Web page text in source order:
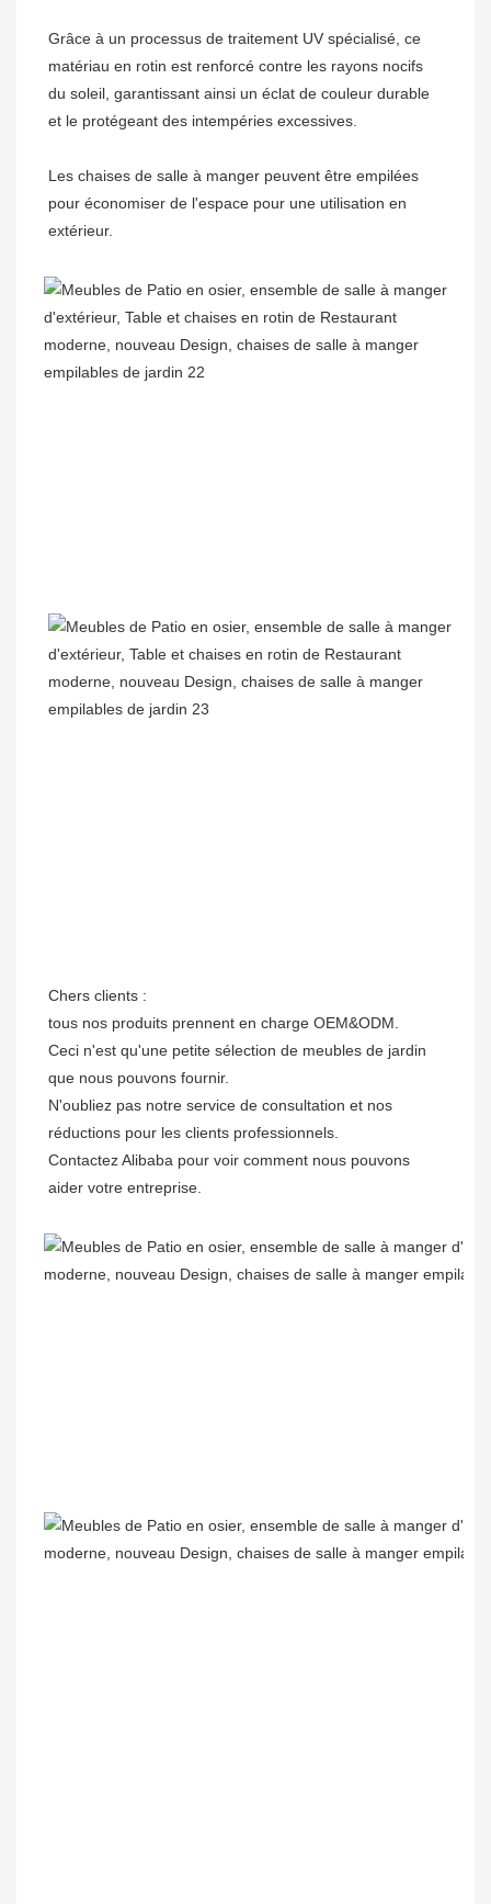
Grâce à un processus de traitement UV spécialisé, ce
matériau en rotin est renforcé contre les rayons nocifs
du soleil, garantissant ainsi un éclat de couleur durable
Les chaises de salle à manger peuvent être empilées
pour économiser de l'espace pour une utilisation en
Chers clients :
tous nos produits prennent en charge OEM&ODM.
Ceci n'est qu'une petite sélection de meubles de jardin
que nous pouvons fournir.
N'oubliez pas notre service de consultation et nos
réductions pour les clients professionnels.
Contactez Alibaba pour voir comment nous pouvons